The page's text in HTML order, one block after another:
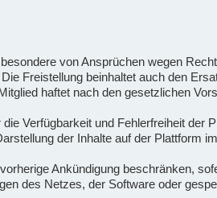
von Ansprüchen wegen
Freistellung beinhaltet auch den
haftet nach den gesetzlichen
Verfügbarkeit und Fehlerfreiheit der
der Inhalte auf der Plattform
Ankündigung beschränken,
des Netzes, der Software oder